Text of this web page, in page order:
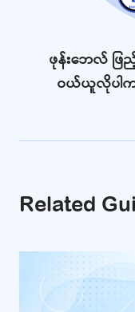
ဖုန်းဘေလ် ဖြည့်
ဝယ်ယူလိုပါက
Related